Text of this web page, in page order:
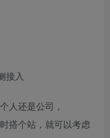
接入
人还是公司，
搭个站，就可以考虑